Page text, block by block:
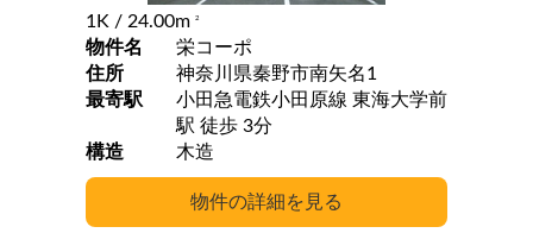
1K / 24.00m 2
物件名
栄コーポ
住所
神奈川県秦野市南矢名1
最寄駅
小田急電鉄小田原線 東海大学前
駅 徒歩 3分
構造
木造